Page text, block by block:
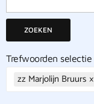
ZOEKEN
Trefwoorden selectie
zz Marjolijn Bruurs ×